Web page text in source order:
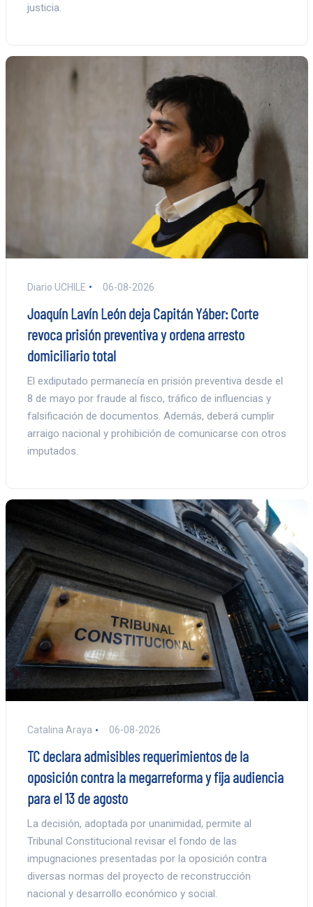
justicia.
Diario UCHILE 06-08-2026
Joaquín Lavín León deja Capitán Yáber: Corte
revoca prisión preventiva y ordena arresto
domiciliario total
El exdiputado permanecía en prisión preventiva desde el
8 de mayo por fraude al fisco, tráfico de influencias y
falsificación de documentos. Además, deberá cumplir
arraigo nacional y prohibición de comunicarse con otros
imputados.
Catalina Araya 06-08-2026
TC declara admisibles requerimientos de la
oposición contra la megarreforma y fija audiencia
para el 13 de agosto
La decisión, adoptada por unanimidad, permite al
Tribunal Constitucional revisar el fondo de las
impugnaciones presentadas por la oposición contra
diversas normas del proyecto de reconstrucción
nacional y desarrollo económico y social.